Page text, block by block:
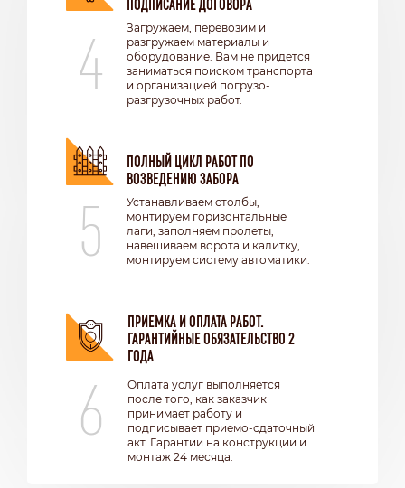
4
Загружаем, перевозим и
разгружаем материалы и
оборудование. Вам не придется
заниматься поиском транспорта
и организацией погрузо-
разгрузочных работ.
5
ПОЛНЫЙ ЦИКЛ РАБОТ ПО
ВОЗВЕДЕНИЮ ЗАБОРА
Устанавливаем столбы,
монтируем горизонтальные
лаги, заполняем пролеты,
навешиваем ворота и калитку,
монтируем систему автоматики.
6
ПРИЕМКА И ОПЛАТА РАБОТ.
ГАРАНТИЙНЫЕ ОБЯЗАТЕЛЬСТВО 2
ГОДА
Оплата услуг выполняется
после того, как заказчик
принимает работу и
подписывает приемо-сдаточный
акт. Гарантии на конструкции и
монтаж 24 месяца.